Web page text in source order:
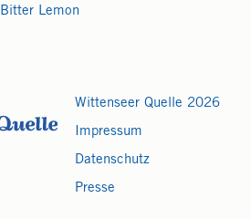
Bitter Lemon
Wittenseer Quelle 2026
Impressum
Datenschutz
Presse